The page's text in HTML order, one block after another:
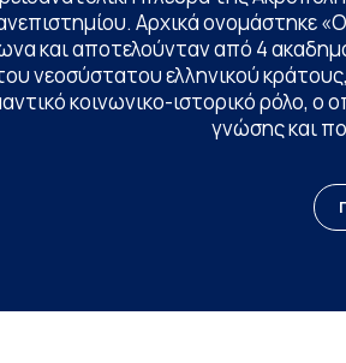
Αρχικά ονομάστηκε
και αποτελούνταν από 4
νεοσύστατου ελληνικού
κοινωνικο-ιστορικό ρόλο, ο
γνώσης και